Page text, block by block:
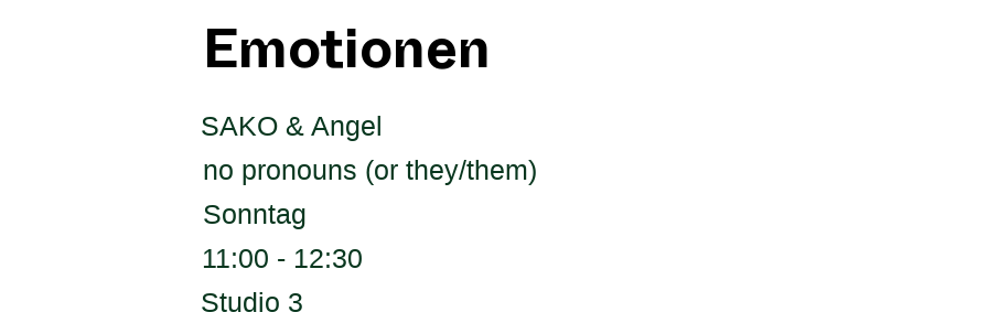
Emotionen
SAKO & Angel
no pronouns (or they/them)
Sonntag
11:00 - 12:30
Studio 3